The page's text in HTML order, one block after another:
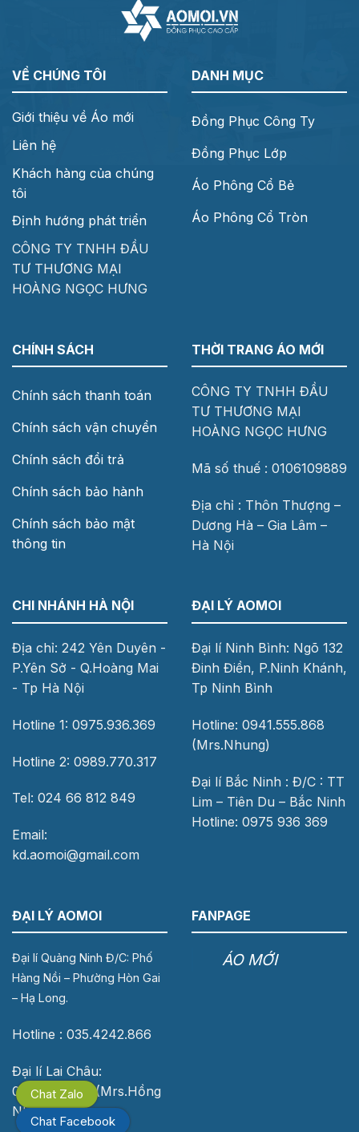
VỀ CHÚNG TÔI
Giới thiệu về Áo mới
Liên hệ
Khách hàng của chúng
tôi
Định hướng phát triển
CÔNG TY TNHH ĐẦU
TƯ THƯƠNG MẠI
HOÀNG NGỌC HƯNG
DANH MỤC
Đồng Phục Công Ty
Đồng Phục Lớp
Áo Phông Cổ Bẻ
Áo Phông Cổ Tròn
CHÍNH SÁCH
Chính sách thanh toán
Chính sách vận chuyển
Chính sách đổi trả
Chính sách bảo hành
Chính sách bảo mật
thông tin
THỜI TRANG ÁO MỚI
CÔNG TY TNHH ĐẦU
TƯ THƯƠNG MẠI
HOÀNG NGỌC HƯNG
Mã số thuế : 0106109889
Địa chỉ : Thôn Thượng –
Dương Hà – Gia Lâm –
Hà Nội
CHI NHÁNH HÀ NỘI
Địa chỉ: 242 Yên Duyên -
P.Yên Sở - Q.Hoàng Mai
- Tp Hà Nội
Hotline 1: 0975.936.369
Hotline 2: 0989.770.317
Tel: 024 66 812 849
Email:
kd.aomoi@gmail.com
ĐẠI LÝ AOMOI
Đại lí Ninh Bình: Ngõ 132
Đinh Điền, P.Ninh Khánh,
Tp Ninh Bình
Hotline: 0941.555.868
(Mrs.Nhung)
Đại lí Bắc Ninh : Đ/C : TT
Lim – Tiên Du – Bắc Ninh
Hotline: 0975 936 369
ĐẠI LÝ AOMOI
Đại lí Quảng Ninh Đ/C: Phố
Hàng Nồi – Phường Hòn Gai
– Hạ Long.
Hotline : 035.4242.866
Đại lí Lai Châu:
0976.118.683 (Mrs.Hồng
Nhung)
FANPAGE
ÁO MỚI
Chat Zalo
Chat Facebook